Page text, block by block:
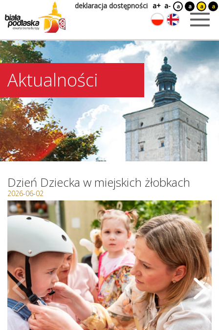
deklaracja dostępności a+ a- a a a a
Aktualności
Dzień Dziecka w miejskich żłobkach
2026-06-02